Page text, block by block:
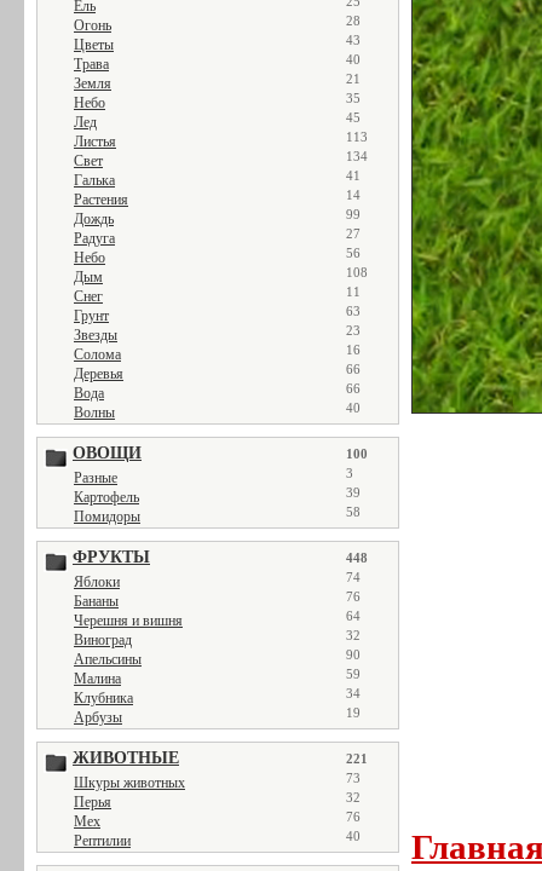
Ель
Огонь 28
Цветы 43
Трава 40
Земля 21
Небо 35
Лед 45
Листья 113
Свет 134
Галька 41
Растения 14
Дождь 99
Радуга 27
Небо 56
Дым 108
Снег 11
Грунт 63
Звезды 23
Солома 16
Деревья 66
Вода 66
Волны 40
ОВОЩИ 100
Разные 3
Картофель 39
Помидоры 58
ФРУКТЫ 448
Яблоки 74
Бананы 76
Черешня и вишня 64
Виноград 32
Апельсины 90
Малина 59
Клубника 34
Арбузы 19
ЖИВОТНЫЕ 221
Шкуры животных 73
Перья 32
Мех 76
Рептилии 40